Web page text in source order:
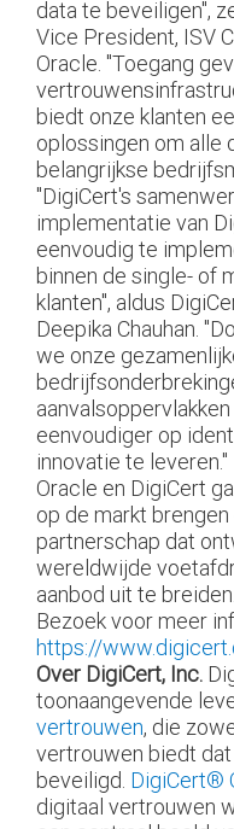
data te beveiligen",
Vice President, ISV
Oracle. "Toegang
biedt onze klanten
oplossingen om alle
belangrijkse
"DigiCert's
implementatie van
eenvoudig te
binnen de single- of
klanten", aldus
Deepika Chauhan.
we onze
eenvoudiger op
innovatie te leveren."
Oracle en DigiCert
op de markt
partnerschap dat
wereldwijde
aanbod uit te breiden.
Bezoek voor meer
https://
Over DigiCert, Inc.
toonaangevende
vertrouwen, die
vertrouwen biedt
beveiligd. DigiCert®
digitaal vertrouwen